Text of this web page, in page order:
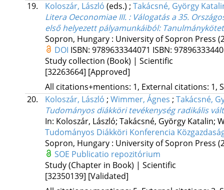
19.
Koloszár, László (eds.) ; Takácsné, György
Litera Oeconomiae III. : Válogatás a 35.
első helyezett pályamunkáiból: Tanulmánykötet
Sopron, Hungary : University of Sopron Press
DOI ISBN: 9789633344071 ISBN:
Study collection (Book) | Scientific
[32263664] [Approved]
All citations+mentions: 1, External citations: 1,
20.
Koloszár, László ; Wimmer, Ágnes ; Takácsné,
Tudományos diákköri tevékenység radikális
In: Koloszár, László; Takácsné, György Katalin;
Tudományos Diákköri Konferencia
Sopron, Hungary : University of Sopron Press
SOE Publicatio repozitórium
Study (Chapter in Book) | Scientific
[32350139] [Validated]